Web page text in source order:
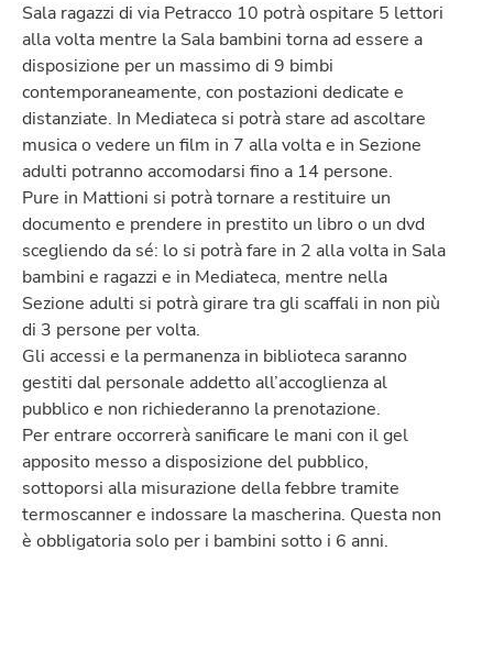
Sala ragazzi di via Petracco 10 potrà ospitare 5 lettori
alla volta mentre la Sala bambini torna ad essere a
disposizione per un massimo di 9 bimbi
contemporaneamente, con postazioni dedicate e
distanziate. In Mediateca si potrà stare ad ascoltare
musica o vedere un film in 7 alla volta e in Sezione
adulti potranno accomodarsi fino a 14 persone.
Pure in Mattioni si potrà tornare a restituire un
documento e prendere in prestito un libro o un dvd
scegliendo da sé: lo si potrà fare in 2 alla volta in Sala
bambini e ragazzi e in Mediateca, mentre nella
Sezione adulti si potrà girare tra gli scaffali in non più
di 3 persone per volta.
Gli accessi e la permanenza in biblioteca saranno
gestiti dal personale addetto all’accoglienza al
pubblico e non richiederanno la prenotazione.
Per entrare occorrerà sanificare le mani con il gel
apposito messo a disposizione del pubblico,
sottoporsi alla misurazione della febbre tramite
termoscanner e indossare la mascherina. Questa non
è obbligatoria solo per i bambini sotto i 6 anni.